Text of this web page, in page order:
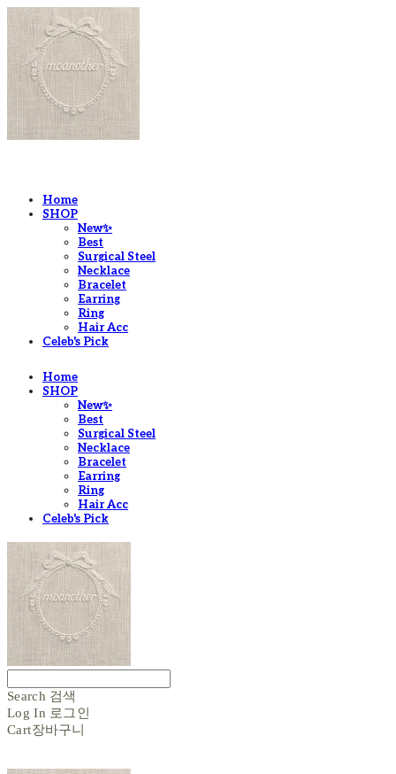
Home
SHOP
New✨
Best
Surgical Steel
Necklace
Bracelet
Earring
Ring
Hair Acc
Celeb's Pick
Home
SHOP
New✨
Best
Surgical Steel
Necklace
Bracelet
Earring
Ring
Hair Acc
Celeb's Pick
Search 검색
Log In 로그인
Cart장바구니